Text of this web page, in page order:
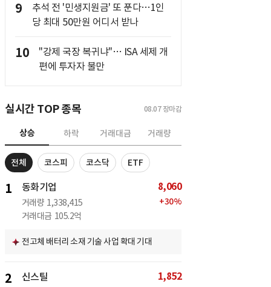
9
추석 전 '민생지원금' 또 푼다…1인
당 최대 50만원 어디서 받나
10
"강제 국장 복귀냐"… ISA 세제 개
편에 투자자 불만
실시간 TOP 종목 08.07 장마감
상승 하락 거래대금 거래량
전체 코스피 코스닥 ETF
1 동화기업
거래량 1,338,415
거래대금 105.2억
8,060
+30%
전고체 배터리 소재 기술 사업 확대 기대
2 신스틸 1,852